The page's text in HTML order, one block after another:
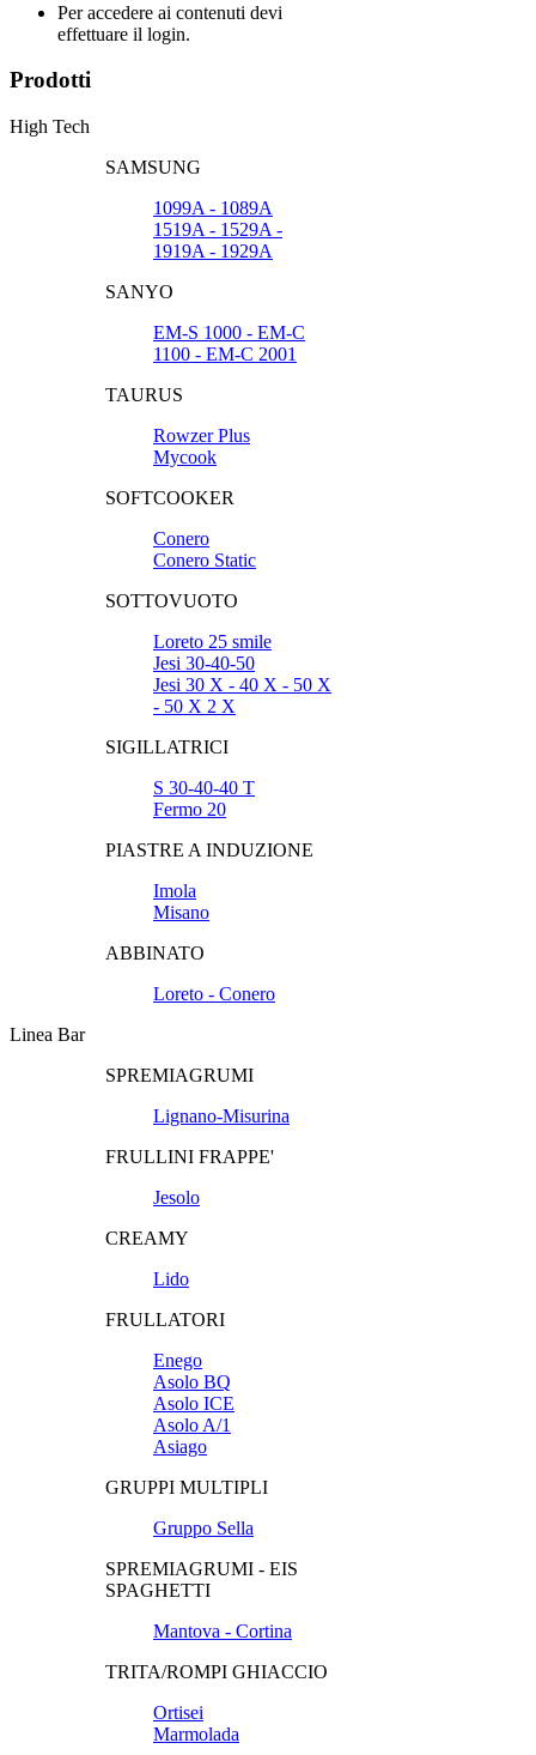
Per accedere ai contenuti devi
effettuare il login.
Prodotti
High Tech
SAMSUNG
1099A - 1089A
1519A - 1529A -
1919A - 1929A
SANYO
EM-S 1000 - EM-C
1100 - EM-C 2001
TAURUS
Rowzer Plus
Mycook
SOFTCOOKER
Conero
Conero Static
SOTTOVUOTO
Loreto 25 smile
Jesi 30-40-50
Jesi 30 X - 40 X - 50 X
- 50 X 2 X
SIGILLATRICI
S 30-40-40 T
Fermo 20
PIASTRE A INDUZIONE
Imola
Misano
ABBINATO
Loreto - Conero
Linea Bar
SPREMIAGRUMI
Lignano-Misurina
FRULLINI FRAPPE'
Jesolo
CREAMY
Lido
FRULLATORI
Enego
Asolo BQ
Asolo ICE
Asolo A/1
Asiago
GRUPPI MULTIPLI
Gruppo Sella
SPREMIAGRUMI - EIS
SPAGHETTI
Mantova - Cortina
TRITA/ROMPI GHIACCIO
Ortisei
Marmolada